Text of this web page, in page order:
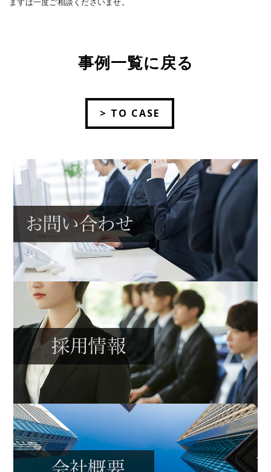
事例一覧に戻る
> TO CASE